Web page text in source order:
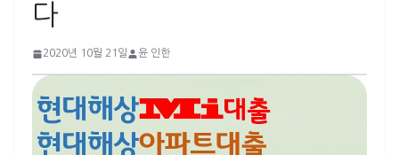
다
2020년 10월 21일 윤 인한